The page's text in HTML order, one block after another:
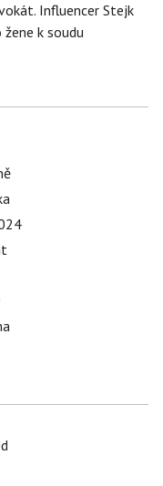
Influencer Stejk
k soudu